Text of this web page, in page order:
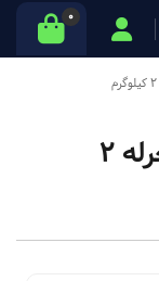
0
غذای خشک گربه جوسرا نیچرله ۲